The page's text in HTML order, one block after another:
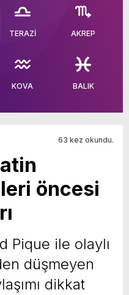
TERAZİ AKREP
KOVA BALIK
63 kez okundu.
öncesi
Pique ile olaylı
düşmeyen
dikkat